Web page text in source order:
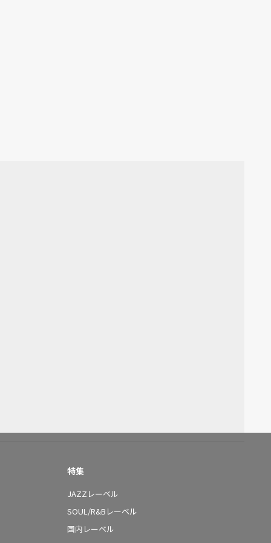
特集
JAZZレーベル
SOUL/R&Bレーベル
国内レーベル